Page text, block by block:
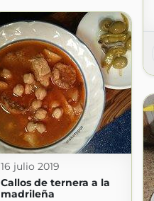
16 julio 2019
Callos de ternera a la
madrileña